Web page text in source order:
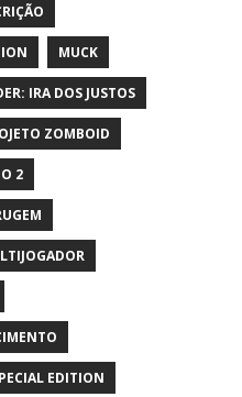
MUCK
IRA DOS JUSTOS
ZOMBOID
2
EDITION